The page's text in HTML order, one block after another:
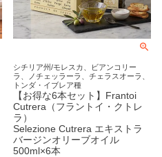
シチリア州/モレスカ、ビアンコリー
ラ、ノチェッラーラ、チェラスオーラ、
トンダ・イブレア種
【お得な6本セット】Frantoi
Cutrera（フラントイ・クトレ
ラ）
Selezione Cutrera エキストラ
バージンオリーブオイル
500ml×6本